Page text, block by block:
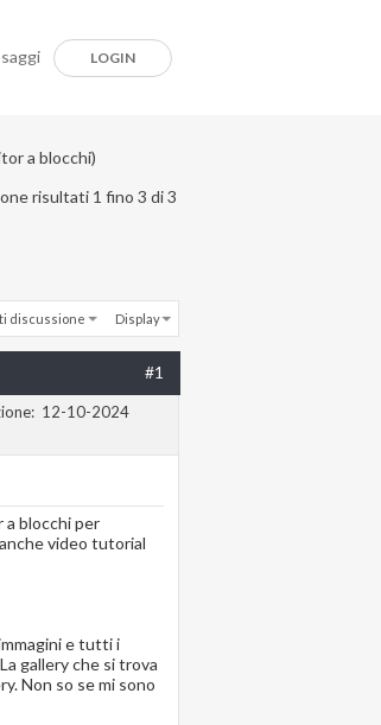
LOGIN
a blocchi)
risultati 1 fino 3 di 3
discussione Display
#1
12-10-2024
a blocchi per
video tutorial
e tutti i
gallery che si trova
Non so se mi sono